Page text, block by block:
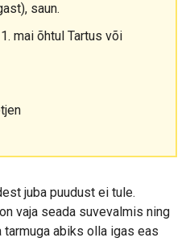
saun.
mai õhtul Tartus või
juba puudust ei tule.
vaja seada suvevalmis ning
abiks olla igas eas